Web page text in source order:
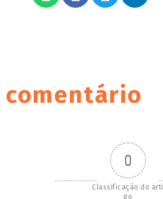
comentário
0
Classificação do arti
go